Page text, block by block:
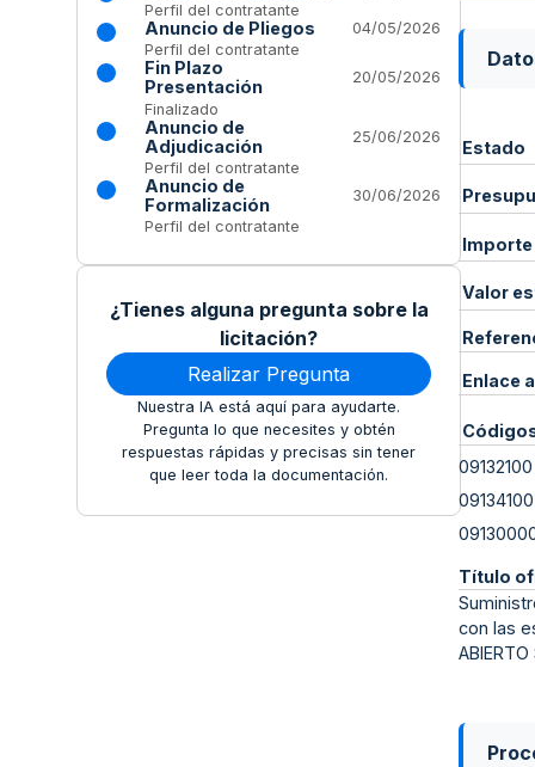
Perfil del contratante
Anuncio de Pliegos
04/05/2026
Perfil del contratante
Fin Plazo
Presentación
20/05/2026
Finalizado
Anuncio de
Adjudicación
25/06/2026
Perfil del contratante
Anuncio de
Formalización
30/06/2026
Perfil del contratante
¿Tienes alguna pregunta sobre la
licitación?
Realizar Pregunta
Nuestra IA está aquí para ayudarte.
Pregunta lo que necesites y obtén
respuestas rápidas y precisas sin tener
que leer toda la documentación.
Estado
Valor
Enlace
09132100
09134100
Título
con las
ABIERTO